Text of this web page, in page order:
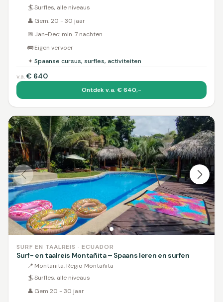
🏄Surfles, alle niveaus
👤 Gem. 20 - 30 jaar
📅 Jan-Dec: min. 7 nachten
🚌Eigen vervoer
✦ Spaanse cursus, surfles, activiteiten
v.a.€ 640
Ontdek v.a. € 640,-
SURF EN TAALREIS · ECUADOR
Surf- en taalreis Montañita – Spaans leren en surfen
📍 Montanita, Regio Montañita
🏄Surfles, alle niveaus
👤 Gem 20 - 30 jaar